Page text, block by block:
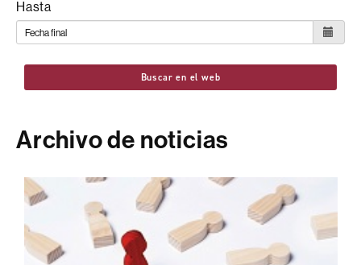
Hasta
Buscar en el web
Archivo de noticias